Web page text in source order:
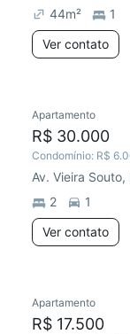
44m²
1
Ver contato
Apartamento
R$ 30.000
Condomínio: R$
Av. Vieira Souto,
2
1
Ver contato
Apartamento
R$ 17.500